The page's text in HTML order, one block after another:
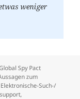
weniger
Spy Pact
zum
Elektronische-Such-/
,